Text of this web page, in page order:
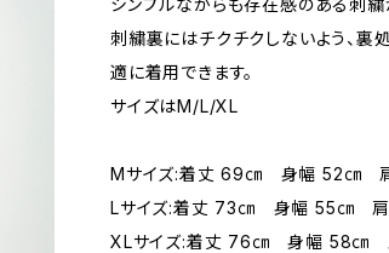
刺繍裏にはチクチクしないよう、裏
適に着用できます。
サイズはM/L/XL
Mサイズ:着丈 69㎝ 身幅 52㎝
Lサイズ:着丈 73㎝ 身幅 55㎝
XLサイズ:着丈 76㎝ 身幅 58㎝